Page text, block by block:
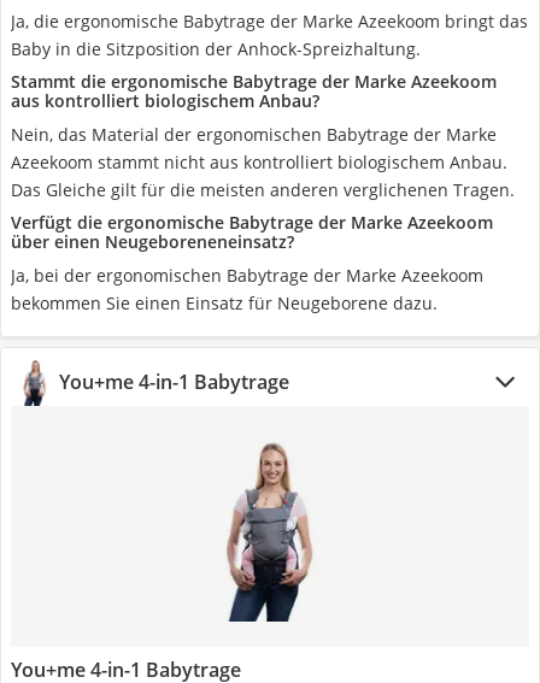
Ja, die ergonomische Babytrage der Marke Azeekoom bringt das
Baby in die Sitzposition der Anhock-Spreizhaltung.
Stammt die ergonomische Babytrage der Marke Azeekoom
aus kontrolliert biologischem Anbau?
Nein, das Material der ergonomischen Babytrage der Marke
Azeekoom stammt nicht aus kontrolliert biologischem Anbau.
Das Gleiche gilt für die meisten anderen verglichenen Tragen.
Verfügt die ergonomische Babytrage der Marke Azeekoom
über einen Neugeboreneneinsatz?
Ja, bei der ergonomischen Babytrage der Marke Azeekoom
bekommen Sie einen Einsatz für Neugeborene dazu.
You+me 4-in-1 Babytrage
You+me 4-in-1 Babytrage